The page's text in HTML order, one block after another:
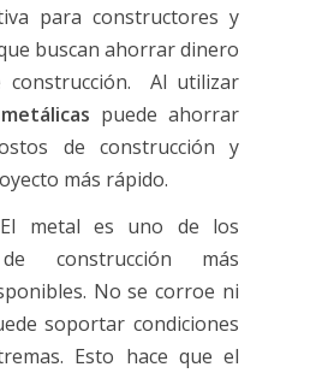
para constructores y
buscan ahorrar dinero
construcción. Al utilizar
puede ahorrar
de construcción y
más rápido.
El metal es uno de los
construcción más
No se corroe ni
soportar condiciones
Esto hace que el